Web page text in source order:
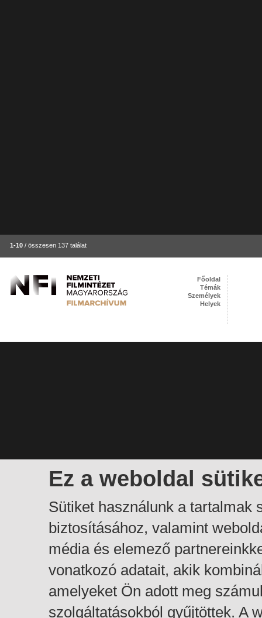
1-10 / összesen 137 találat
Ez a weboldal
Sütiket használunk a tartalmak
biztosításához, valamint
média és elemező
vonatkozó adatait, akik
amelyeket Ön adott meg
szolgáltatásokból gyűjtöttek. A
Főoldal
Témák
Személyek
Helyek